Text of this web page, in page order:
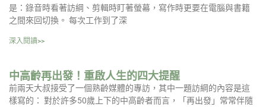
是：錄音時看著訪綱、剪輯時盯著螢幕，寫作時更要在電腦與書籍
之間來回切換。 每次工作到了深
深入閱讀>>
中高齡再出發！重啟人生的四大提醒
前兩天大叔接受了一個熟齡媒體的專訪，其中一題訪綱的內容是這
樣寫的： 對於許多50歲上下的中高齡者而言，「再出發」常常伴隨